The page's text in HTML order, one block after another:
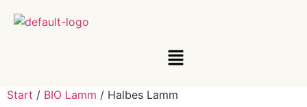
Start / BIO Lamm / Halbes Lamm